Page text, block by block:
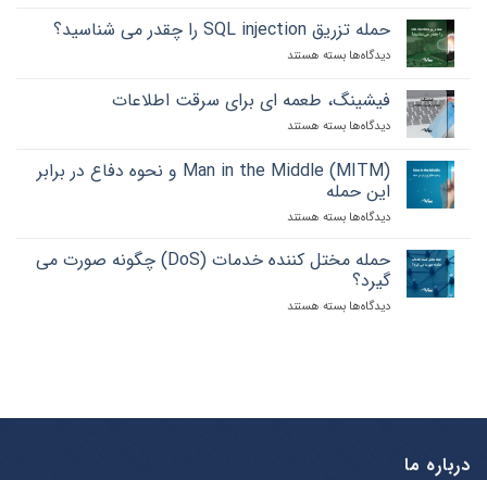
رمز
عبور
و
که
رعایت
حمله تزریق SQL injection را چقدر می شناسید؟
دیدگاه‌ها برای
تزریق
SQL
injection
چقدر
می
شناسید؟
بسته هستند
فیشینگ، طعمه ای برای سرقت اطلاعات
دیدگاه‌ها برای
طعمه
ای
برای
سرقت
بسته هستند
Man in the Middle (MITM) و نحوه دفاع در برابر
این حمله
دیدگاه‌ها برای
in
(MITM)
این
بسته هستند
حمله مختل کننده خدمات (DoS) چگونه صورت می
گیرد؟
دیدگاه‌ها برای
چگونه
بسته هستند
درباره ما